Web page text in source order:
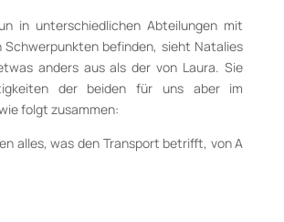
in unterschiedlichen Abteilungen mit
Schwerpunkten befinden, sieht Natalies
anders aus als der von Laura. Sie
der beiden für uns aber im
folgt zusammen:
alles, was den Transport betrifft, von A